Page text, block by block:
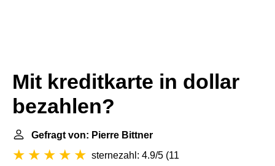
Mit kreditkarte in dollar
bezahlen?
Gefragt von: Pierre Bittner
sternezahl: 4.9/5 (11